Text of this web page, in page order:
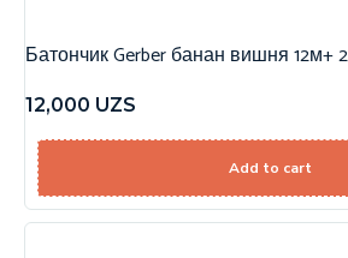
Батончик Gerber банан вишня 12м+
12,000 UZS
Add to cart